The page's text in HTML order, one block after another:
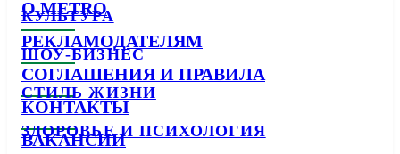
КУЛЬТУРА
ШОУ-БИЗНЕС
СТИЛЬ ЖИЗНИ
ЗДОРОВЬЕ И ПСИХОЛОГИЯ
О METRO
РЕКЛАМОДАТЕЛЯМ
СОГЛАШЕНИЯ И ПРАВИЛА
КОНТАКТЫ
ВАКАНСИИ